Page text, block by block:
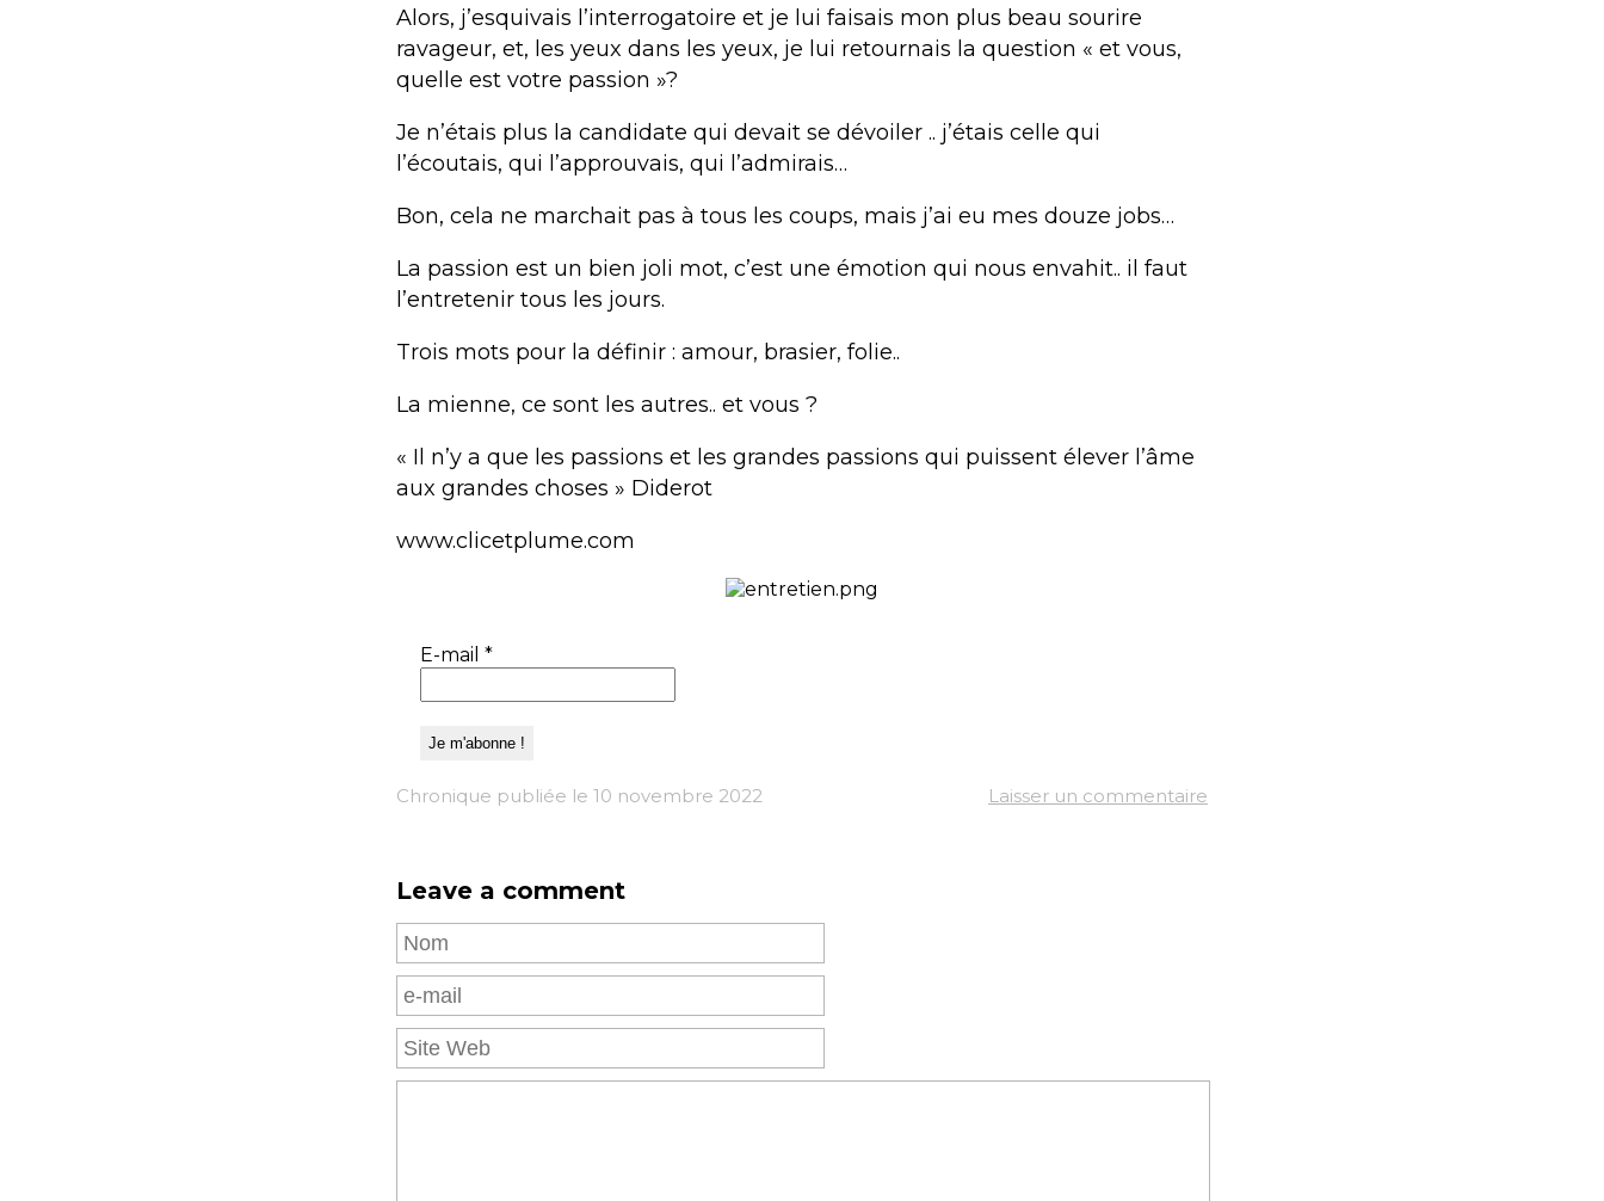
Alors, j’esquivais l’interrogatoire et je lui faisais mon plus beau sourire
ravageur, et, les yeux dans les yeux, je lui retournais la question « et vous,
quelle est votre passion »?
Je n’étais plus la candidate qui devait se dévoiler .. j’étais celle qui
l’écoutais, qui l’approuvais, qui l’admirais…
Bon, cela ne marchait pas à tous les coups, mais j’ai eu mes douze jobs…
La passion est un bien joli mot, c’est une émotion qui nous envahit.. il faut
l’entretenir tous les jours.
Trois mots pour la définir : amour, brasier, folie..
La mienne, ce sont les autres.. et vous ?
« Il n’y a que les passions et les grandes passions qui puissent élever l’âme
aux grandes choses » Diderot
www.clicetplume.com
E-mail *
Chronique publiée le 10 novembre 2022 Laisser un commentaire
Leave a comment